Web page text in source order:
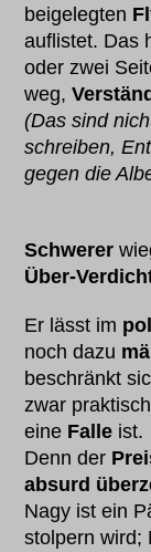
beigelegten
auflistet. Das
oder zwei
weg,
(Das sind
schreiben,
gegen die
Schwerer
Über-
Er lässt im
noch dazu
beschränkt
zwar
eine Falle ist.
Denn der
absurd
Nagy ist ein
stolpern